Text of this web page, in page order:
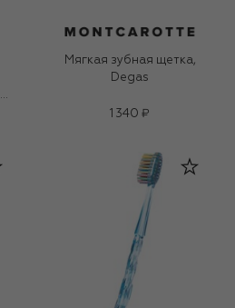
Мягкая зубная щетка,
Degas
1 340 ₽